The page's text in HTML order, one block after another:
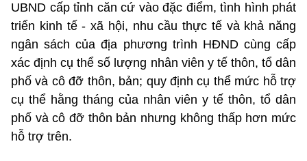
UBND cấp tỉnh căn cứ vào đặc điểm, tình hình phát
triển kinh tế - xã hội, nhu cầu thực tế và khả năng
ngân sách của địa phương trình HĐND cùng cấp
xác định cụ thể số lượng nhân viên y tế thôn, tổ dân
phố và cô đỡ thôn, bản; quy định cụ thể mức hỗ trợ
cụ thể hằng tháng của nhân viên y tế thôn, tổ dân
phố và cô đỡ thôn bản nhưng không thấp hơn mức
hỗ trợ trên.